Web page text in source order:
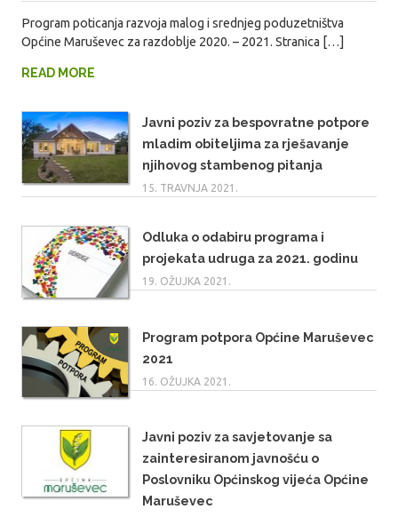
Program poticanja razvoja malog i srednjeg poduzetništva
Općine Maruševec za razdoblje 2020. – 2021. Stranica […]
READ MORE
Javni poziv za bespovratne potpore
mladim obiteljima za rješavanje
njihovog stambenog pitanja
15. TRAVNJA 2021.
Odluka o odabiru programa i
projekata udruga za 2021. godinu
19. OŽUJKA 2021.
Program potpora Općine Maruševec
2021
16. OŽUJKA 2021.
Javni poziv za savjetovanje sa
zainteresiranom javnošću o
Poslovniku Općinskog vijeća Općine
Maruševec